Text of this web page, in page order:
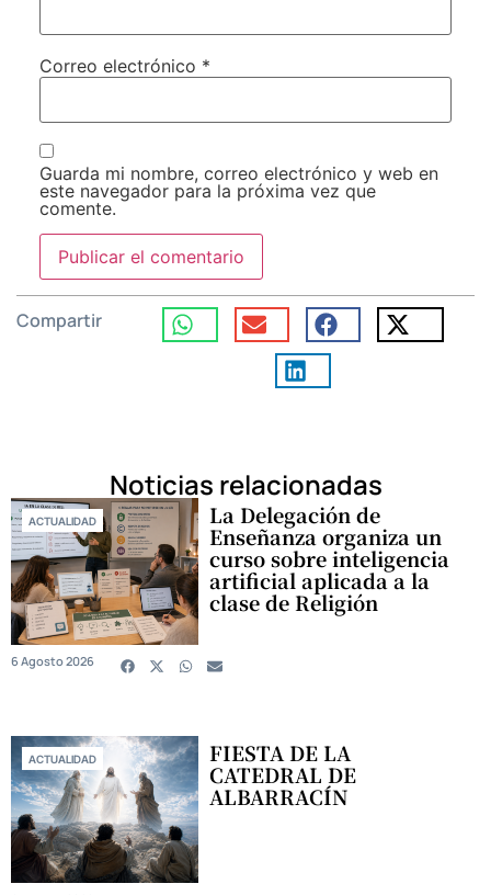
Correo electrónico *
Guarda mi nombre, correo electrónico y web en
este navegador para la próxima vez que
comente.
Compartir
Noticias relacionadas
ACTUALIDAD La Delegación de
Enseñanza organiza un
curso sobre inteligencia
artificial aplicada a la
clase de Religión
6 Agosto 2026
ACTUALIDAD FIESTA DE LA
CATEDRAL DE
ALBARRACÍN